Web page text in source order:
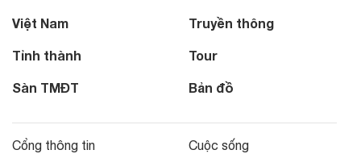
Việt Nam
Tỉnh thành
Sàn TMĐT
Truyền thông
Tour
Bản đồ
Cổng thông tin Cuộc sống